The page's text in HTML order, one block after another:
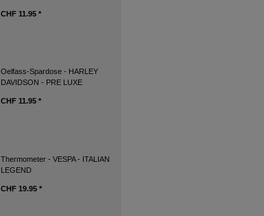
CHF 11.95 *
Oelfass-Spardose - HARLEY
DAVIDSON - PRE LUXE
CHF 11.95 *
Thermometer - VESPA - ITALIAN
LEGEND
CHF 19.95 *